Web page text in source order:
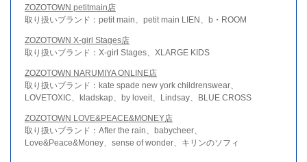
ZOZOTOWN petitmain店
取り扱いブランド：petit main、petit main LIEN、b・ROOM
ZOZOTOWN X-girl Stages店
取り扱いブランド：X-girl Stages、XLARGE KIDS
ZOZOTOWN NARUMIYA ONLINE店
取り扱いブランド：kate spade new york childrenswear、
LOVETOXIC、kladskap、by loveit、Lindsay、BLUE CROSS
ZOZOTOWN LOVE&PEACE&MONEY店
取り扱いブランド：After the rain、babycheer、
Love&Peace&Money、sense of wonder、キリンのソフィ